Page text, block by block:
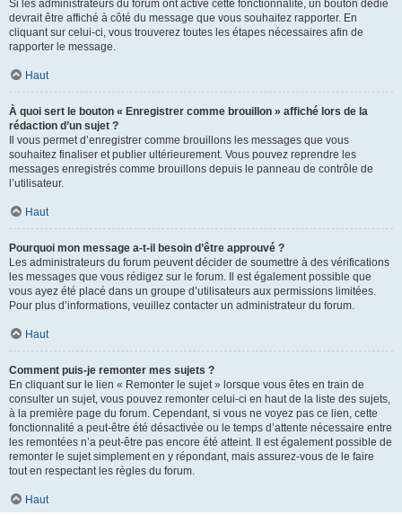
Si les administrateurs du forum ont activé cette fonctionnalité, un bouton dédié
devrait être affiché à côté du message que vous souhaitez rapporter. En
cliquant sur celui-ci, vous trouverez toutes les étapes nécessaires afin de
rapporter le message.
Haut
À quoi sert le bouton « Enregistrer comme brouillon » affiché lors de la
rédaction d’un sujet ?
Il vous permet d’enregistrer comme brouillons les messages que vous
souhaitez finaliser et publier ultérieurement. Vous pouvez reprendre les
messages enregistrés comme brouillons depuis le panneau de contrôle de
l’utilisateur.
Haut
Pourquoi mon message a-t-il besoin d’être approuvé ?
Les administrateurs du forum peuvent décider de soumettre à des vérifications
les messages que vous rédigez sur le forum. Il est également possible que
vous ayez été placé dans un groupe d’utilisateurs aux permissions limitées.
Pour plus d’informations, veuillez contacter un administrateur du forum.
Haut
Comment puis-je remonter mes sujets ?
En cliquant sur le lien « Remonter le sujet » lorsque vous êtes en train de
consulter un sujet, vous pouvez remonter celui-ci en haut de la liste des sujets,
à la première page du forum. Cependant, si vous ne voyez pas ce lien, cette
fonctionnalité a peut-être été désactivée ou le temps d’attente nécessaire entre
les remontées n’a peut-être pas encore été atteint. Il est également possible de
remonter le sujet simplement en y répondant, mais assurez-vous de le faire
tout en respectant les règles du forum.
Haut